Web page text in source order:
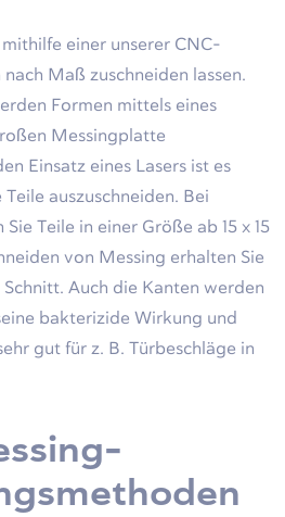
einer unserer CNC-
nach Maß zuschneiden lassen.
Formen mittels eines
Messingplatte
Einsatz eines Lasers ist es
auszuschneiden. Bei
Teile in einer Größe ab 15 x 15
von Messing erhalten Sie
Auch die Kanten werden
bakterizide Wirkung und
gut für z. B. Türbeschläge in